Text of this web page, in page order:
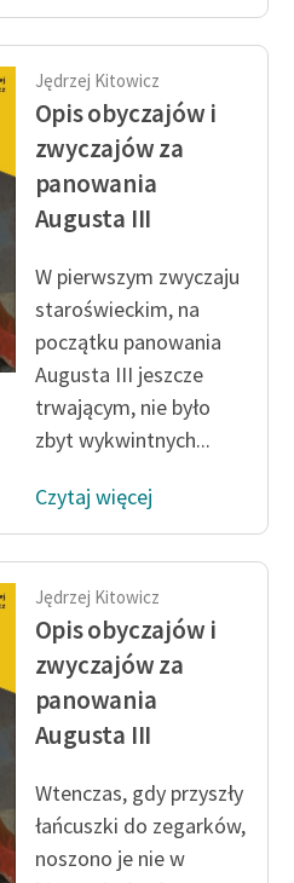
Jędrzej Kitowicz
Opis obyczajów i
zwyczajów za
panowania
Augusta III
W pierwszym zwyczaju
staroświeckim, na
początku panowania
Augusta III jeszcze
trwającym, nie było
zbyt wykwintnych...
Czytaj więcej
Jędrzej Kitowicz
Opis obyczajów i
zwyczajów za
panowania
Augusta III
Wtenczas, gdy przyszły
łańcuszki do zegarków,
noszono je nie w